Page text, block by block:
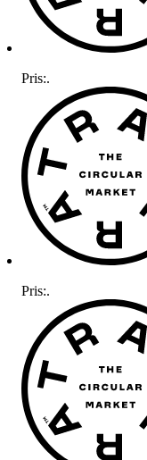
Pris:.
Pris:.